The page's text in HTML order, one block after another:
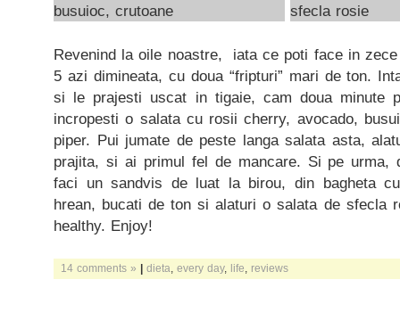
Revenind la oile noastre, iata ce poti face in
5 azi dimineata, cu doua “fripturi” mari de ton.
si le prajesti uscat in tigaie, cam doua minute
incropesti o salata cu rosii cherry, avocado,
piper. Pui jumate de peste langa salata asta,
prajita, si ai primul fel de mancare. Si pe urma,
faci un sandvis de luat la birou, din bagheta
hrean, bucati de ton si alaturi o salata de sfecla
healthy. Enjoy!
14 comments » | dieta every day, life reviews